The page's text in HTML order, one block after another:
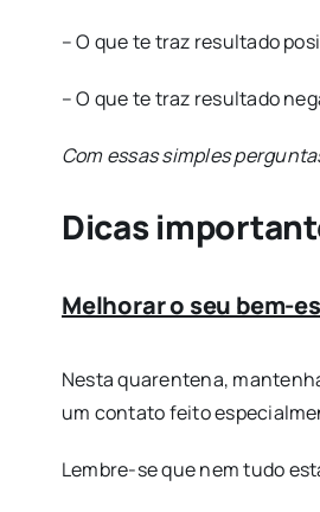
– O que te traz resultado
– O que te traz resultado
Com essas simples
Dicas
Melhorar o seu bem-
Nesta quarentena,
um contato feito
Lembre-se que nem tudo